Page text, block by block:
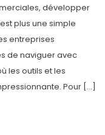
développer
plus une simple
entreprises
de naviguer avec
les outils et les
Pour […]